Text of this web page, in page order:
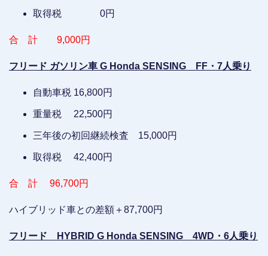
取得税 0円
合 計 9,000円
フリード ガソリン車 G Honda SENSING FF・7人乗り
自動車税 16,800円
重量税 22,500円
三年後の初回継続検査 15,000円
取得税 42,400円
合 計 96,700円
ハイブリッド車との差額＋87,700円
フリード HYBRID G Honda SENSING 4WD・6人乗り